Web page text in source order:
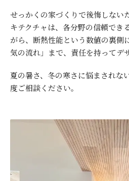
せっかくの家づくりで後悔しない
キテクチャは、各分野の信頼でき
がら、断熱性能という数値の裏側
気の流れ」まで、責任を持ってデ
夏の暑さ、冬の寒さに悩まされな
度ご相談ください。